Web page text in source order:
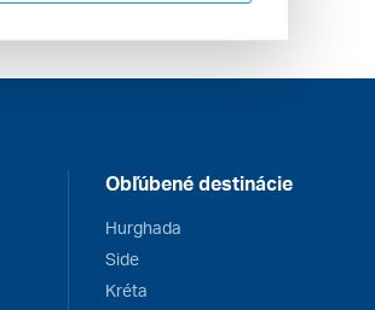
Obľúbené destinácie
Hurghada
Side
Kréta